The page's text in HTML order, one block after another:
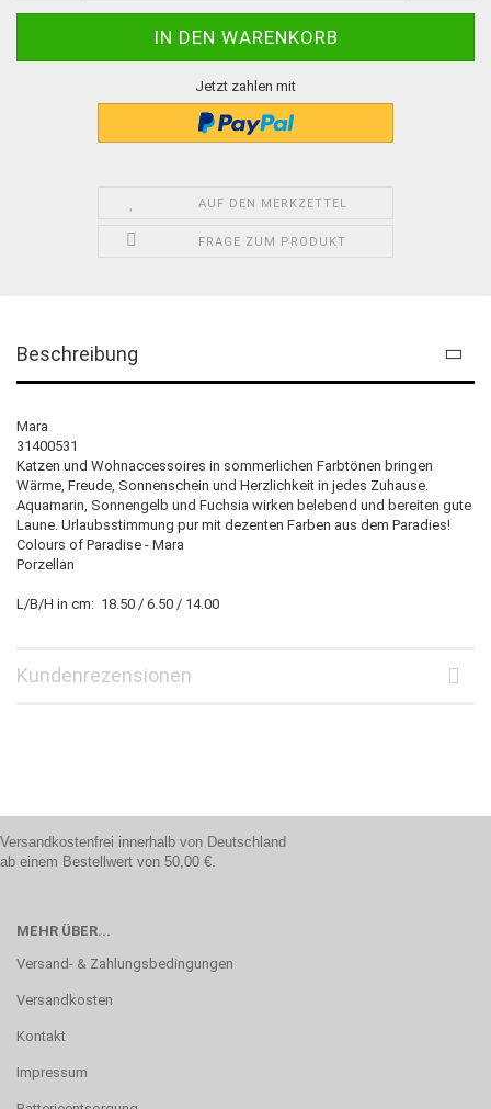
Jetzt zahlen mit
AUF DEN MERKZETTEL
FRAGE ZUM PRODUKT
Beschreibung
Mara
31400531
Katzen und Wohnaccessoires in sommerlichen Farbtönen bringen
Wärme, Freude, Sonnenschein und Herzlichkeit in jedes Zuhause.
Aquamarin, Sonnengelb und Fuchsia wirken belebend und bereiten gute
Laune. Urlaubsstimmung pur mit dezenten Farben aus dem Paradies!
Colours of Paradise - Mara
Porzellan
L/B/H in cm: 18.50 / 6.50 / 14.00
Kundenrezensionen
Versandkostenfrei innerhalb von Deutschland
ab einem Bestellwert von 50,00 €.
MEHR ÜBER...
Versand- & Zahlungsbedingungen
Versandkosten
Kontakt
Impressum